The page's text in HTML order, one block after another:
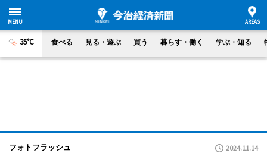
35°C 食べる 見る・遊ぶ 買う 暮らす・働く 学ぶ・知る
フォトフラッシュ 2024.11.14